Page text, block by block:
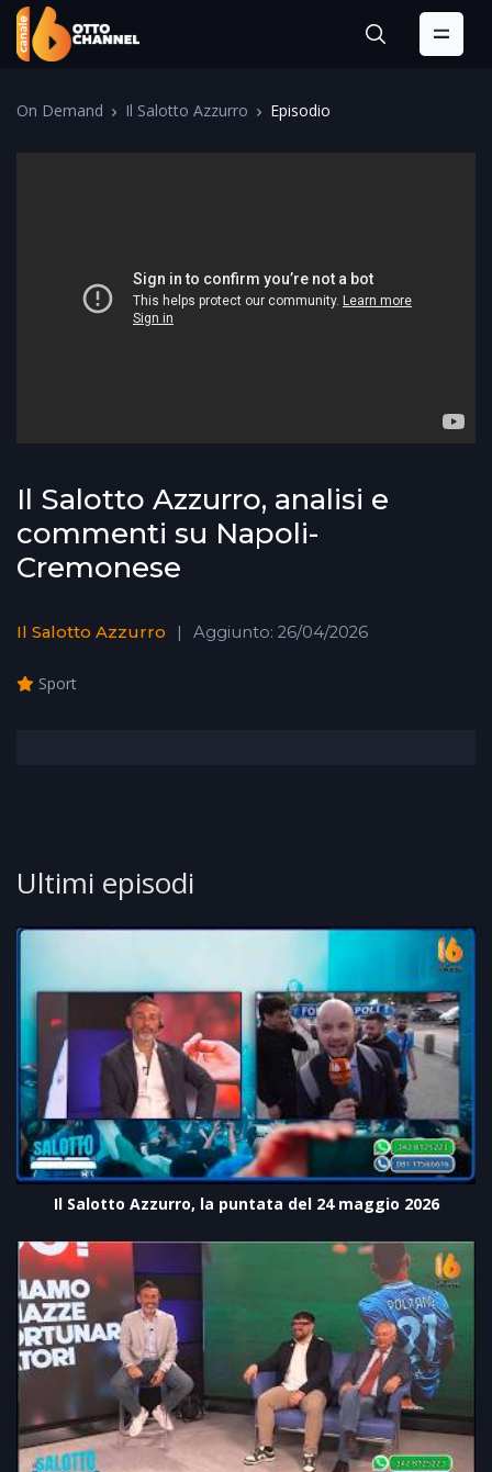
On Demand Il Salotto Azzurro Episodio
Il Salotto Azzurro, analisi e
commenti su Napoli-
Cremonese
Il Salotto Azzurro Aggiunto: 26/04/2026
Sport
Ultimi episodi
Il Salotto Azzurro, la puntata del 24 maggio 2026